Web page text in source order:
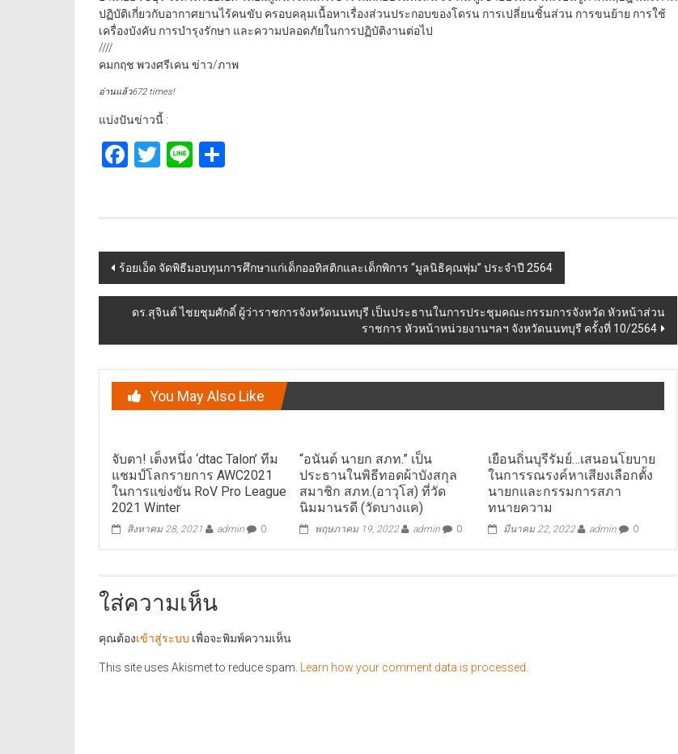
ปฏิบัติเกี่ยวกับอากาศยานไร้คนขับ ครอบคลุมเนื้อหาเรื่องส่วนประกอบของโดรน การเปลี่ยนชิ้นส่วน การขนย้าย การใช้
เครื่องบังคับ การบำรุงรักษา และความปลอดภัยในการปฏิบัติงานต่อไป
////
คมกฤช พวงศรีเคน ข่าว/ภาพ
อ่านแล้ว672 times!
แบ่งปันข่าวนี้ :
Facebook
Twitter
Line
Post
navigation
ร้อยเอ็ด จัดพิธีมอบทุนการศึกษาแก่เด็กออทิสติกและเด็กพิการ “มูลนิธิคุณพุ่ม” ประจำปี 2564
ดร.สุจินต์ ไชยชุมศักดิ์ ผู้ว่าราชการจังหวัดนนทบุรี เป็นประธานในการประชุมคณะกรรมการจังหวัด หัวหน้าส่วน
ราชการ หัวหน้าหน่วยงานฯลฯ จังหวัดนนทบุรี ครั้งที่ 10/2564
You May Also Like
จับตา! เต็งหนึ่ง ‘dtac Talon’ ทีม
แชมป์โลกรายการ AWC2021
ในการแข่งขัน RoV Pro League
2021 Winter
สิงหาคม 28, 2021 admin 0
“อนันต์ นายก สภท.” เป็น
ประธานในพิธีทอดผ้าบังสกุล
สมาชิก สภท.(อาวุโส) ที่วัด
นิมมานรดี (วัดบางแค)
พฤษภาคม 19, 2022 admin 0
เยือนถิ่นบุรีรัมย์…เสนอนโยบาย
ในการรณรงค์หาเสียงเลือกตั้ง
นายกและกรรมการสภา
ทนายความ
มีนาคม 22, 2022 admin 0
ใส่ความเห็น
คุณต้องเข้าสู่ระบบ เพื่อจะพิมพ์ความเห็น
This site uses Akismet to reduce spam. Learn how your comment data is processed.